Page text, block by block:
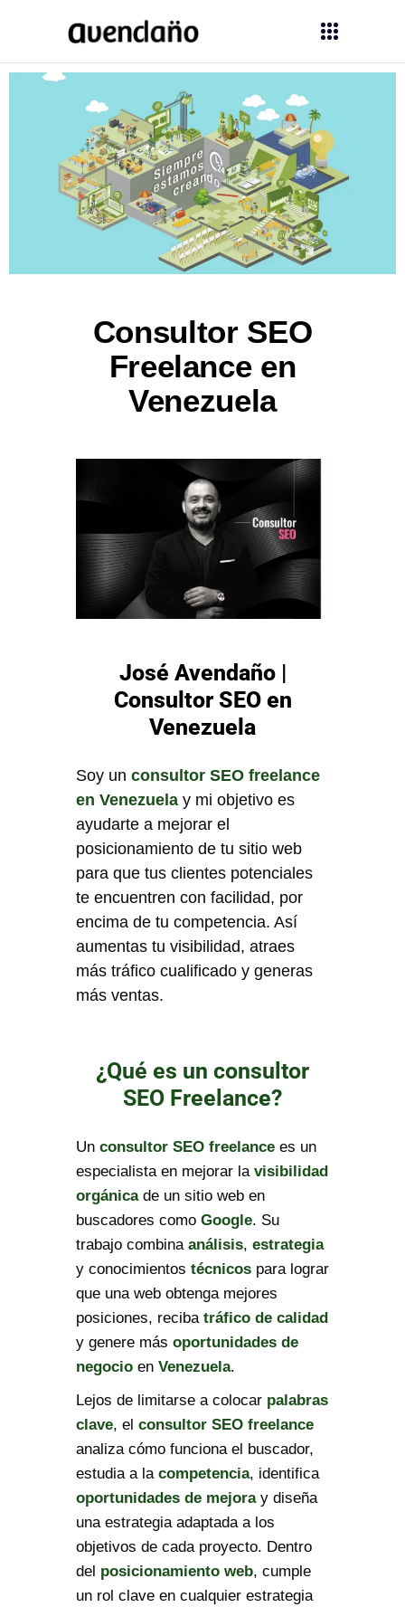
Consultor SEO
Freelance en
Venezuela
José Avendaño |
Consultor SEO en
Venezuela
Soy un consultor SEO freelance
en Venezuela y mi objetivo es
ayudarte a mejorar el
posicionamiento de tu sitio web
para que tus clientes potenciales
te encuentren con facilidad, por
encima de tu competencia. Así
aumentas tu visibilidad, atraes
más tráfico cualificado y generas
más ventas.
¿Qué es un consultor
SEO Freelance?
Un consultor SEO freelance es un
especialista en mejorar la visibilidad
orgánicade un sitio web en
buscadores como Google. Su
trabajo combina análisis, estrategia
y conocimientos técnicos para lograr
que una web obtenga mejores
posiciones, reciba tráfico de calidad
y genere más oportunidades de
negocio en Venezuela.
Lejos de limitarse a colocar palabras
clave, el consultor SEO freelance
analiza cómo funciona el buscador,
estudia a la competencia, identifica
oportunidades de mejoray diseña
una estrategia adaptada a los
objetivos de cada proyecto. Dentro
del posicionamiento web, cumple
un rol clave en cualquier estrategia